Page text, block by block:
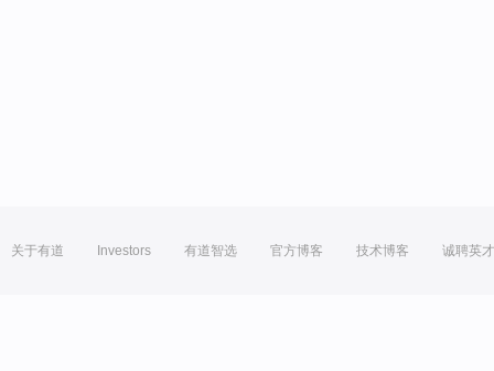
关于有道 Investors 有道智选 官方博客 技术博客 诚聘英才